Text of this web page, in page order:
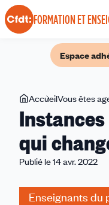
Panneau de gestion des
FORMATION ET
Espace
Vous
êtes
ici
AccueilVous êtes
qui
Publié le 14 avr. 2022
Enseignants du